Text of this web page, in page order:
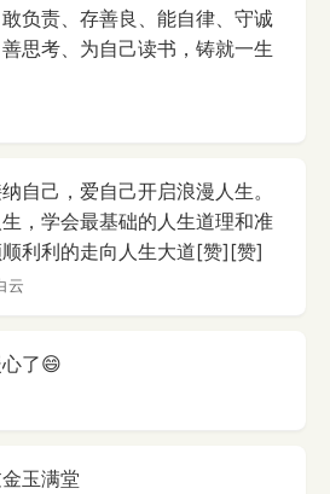
负责、存善良、能自律、守诚
思考、为自己读书，铸就一生
自己，爱自己开启浪漫人生。
，学会最基础的人生道理和准
利利的走向人生大道[赞][赞]
云
了😄
玉满堂